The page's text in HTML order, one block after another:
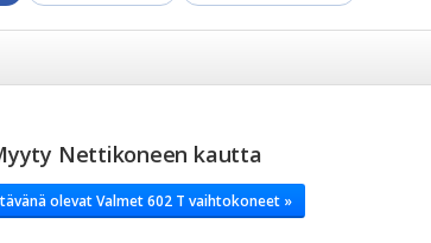
Nettikoneen kautta
olevat Valmet 602 T vaihtokoneet »